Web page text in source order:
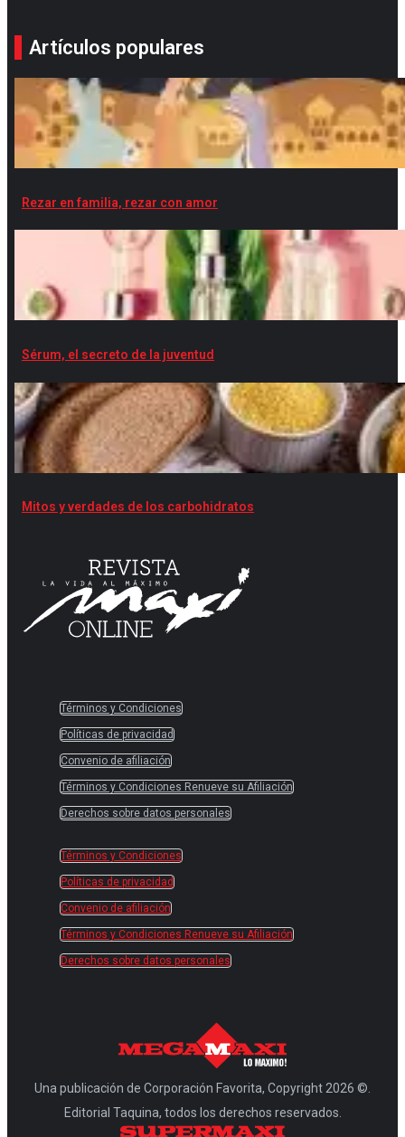
Artículos populares
Rezar en familia, rezar con amor
Sérum, el secreto de la juventud
Mitos y verdades de los carbohidratos
Términos y Condiciones
Políticas de privacidad
Convenio de afiliación
Términos y Condiciones Renueve su Afiliación
Derechos sobre datos personales
Términos y Condiciones
Políticas de privacidad
Convenio de afiliación
Términos y Condiciones Renueve su Afiliación
Derechos sobre datos personales
Una publicación de Corporación Favorita, Copyright 2026 ©.
Editorial Taquina, todos los derechos reservados.